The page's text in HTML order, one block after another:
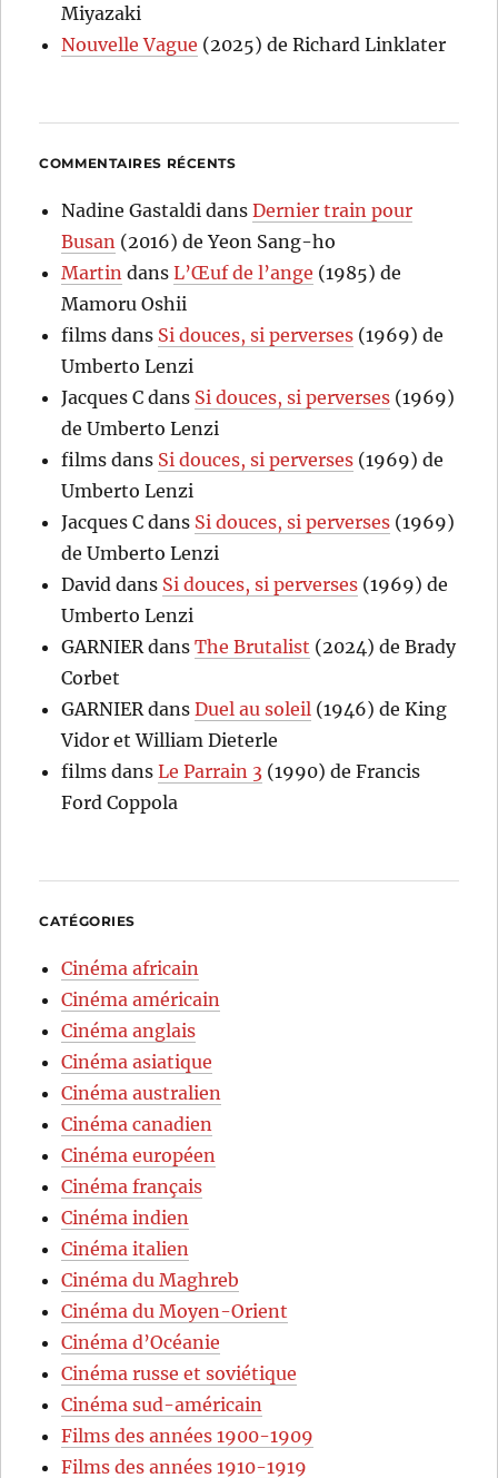
Miyazaki
Nouvelle Vague (2025) de Richard Linklater
COMMENTAIRES RÉCENTS
Nadine Gastaldi dansDernier train pour
Busan (2016) de Yeon Sang-ho
Martin dansL’Œuf de l’ange (1985) de
Mamoru Oshii
films dans Si douces, si perverses (1969) de
Umberto Lenzi
Jacques C dans Si douces, si perverses (1969)
de Umberto Lenzi
films dans Si douces, si perverses (1969) de
Umberto Lenzi
Jacques C dans Si douces, si perverses (1969)
de Umberto Lenzi
David dans Si douces, si perverses (1969) de
Umberto Lenzi
GARNIER dansThe Brutalist (2024) de Brady
Corbet
GARNIER dansDuel au soleil (1946) de King
Vidor et William Dieterle
films dansLe Parrain 3 (1990) de Francis
Ford Coppola
CATÉGORIES
Cinéma africain
Cinéma américain
Cinéma anglais
Cinéma asiatique
Cinéma australien
Cinéma canadien
Cinéma européen
Cinéma français
Cinéma indien
Cinéma italien
Cinéma du Maghreb
Cinéma du Moyen-Orient
Cinéma d’Océanie
Cinéma russe et soviétique
Cinéma sud-américain
Films des années 1900-1909
Films des années 1910-1919